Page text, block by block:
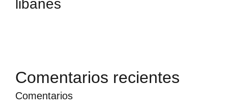
libanés
Comentarios recientes
Comentarios